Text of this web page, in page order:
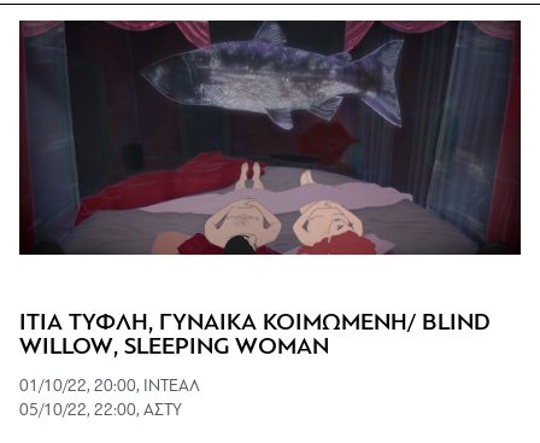
ΙΤΙΑ ΤΥΦΛΗ, ΓΥΝΑΙΚΑ ΚΟΙΜΩΜΕΝΗ/ BLIND
WILLOW, SLEEPING WOMAN
01/10/22, 20:00, ΙΝΤΕΑΛ
05/10/22, 22:00, ΑΣΤΥ